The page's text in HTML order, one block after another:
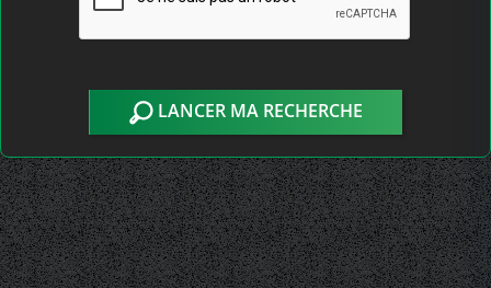
LANCER MA RECHERCHE